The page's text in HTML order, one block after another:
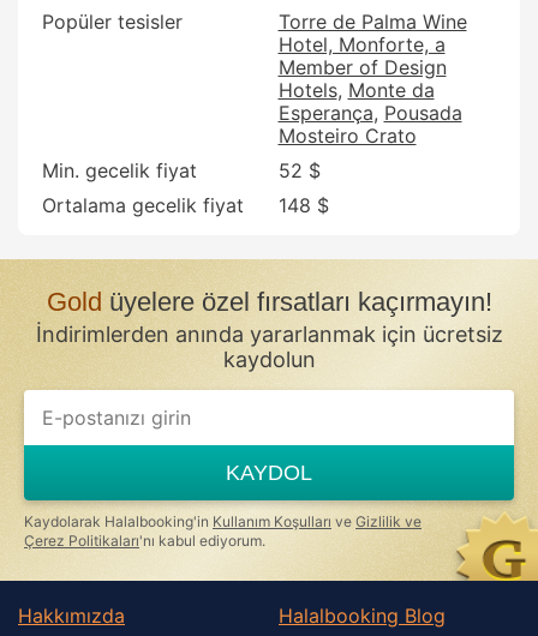
Popüler tesisler
Torre de Palma Wine
Hotel, Monforte, a
Member of Design
Hotels Monte da
Esperança Pousada
Mosteiro Crato
Min. gecelik fiyat
52 $
Ortalama gecelik fiyat
148 $
Goldüyelere özel fırsatları kaçırmayın!
İndirimlerden anında yararlanmak için ücretsiz
kaydolun
KAYDOL
Kaydolarak Halalbooking'in Kullanım Koşulları ve Gizlilik ve
Çerez Politikaları'nı kabul ediyorum.
Hakkımızda
Halalbooking Blog